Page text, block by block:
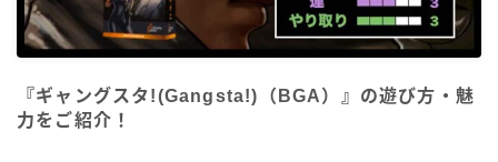
『ギャングスタ!(Gangsta!)（BGA）』の遊び方・魅
力をご紹介！